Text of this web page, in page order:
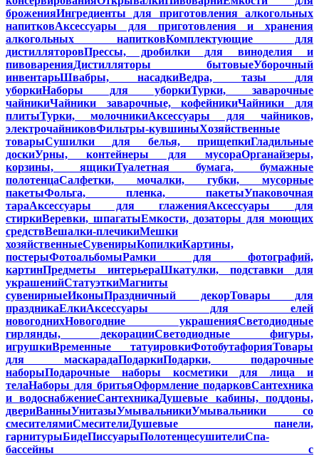
броженияИнгредиенты для приготовления алкогольных
напитковАксессуары для приготовления и хранения
алкогольных напитковКомплектующие для
дистилляторовПрессы, дробилки для виноделия и
пивоваренияДистилляторы бытовыеУборочный
инвентарьШвабры, насадкиВедра, тазы для
уборкиНаборы для уборкиТурки, заварочные
чайникиЧайники заварочные, кофейникиЧайники для
плитыТурки, молочникиАксессуары для чайников,
электрочайниковФильтры-кувшиныХозяйственные
товарыСушилки для белья, прищепкиГладильные
доскиУрны, контейнеры для мусораОрганайзеры,
корзины, ящикиТуалетная бумага, бумажные
полотенцаСалфетки, мочалки, губки, мусорные
пакетыФольга, пленка, пакетыУпаковочная
тараАксессуары для глаженияАксессуары для
стиркиВеревки, шпагатыЕмкости, дозаторы для моющих
средствВешалки-плечикиМешки
хозяйственныеСувенирыКопилкиКартины,
постерыФотоальбомыРамки для фотографий,
картинПредметы интерьераШкатулки, подставки для
украшенийСтатуэткиМагниты
сувенирныеИконыПраздничный декорТовары для
праздникаЕлкиАксессуары для елей
новогоднихНовогодние украшенияСветодиодные
гирлянды, декорацииСветодиодные фигуры,
игрушкиВременные татуировкиФотобутафорияТовары
для маскарадаПодаркиПодарки, подарочные
наборыПодарочные наборы косметики для лица и
телаНаборы для бритьяОформление подарковСантехника
и водоснабжениеСантехникаДушевые кабины, поддоны,
двериВанныУнитазыУмывальникиУмывальники со
смесителямиСмесителиДушевые панели,
гарнитурыБидеПиссуарыПолотенцесушителиСпа-
бассейны с